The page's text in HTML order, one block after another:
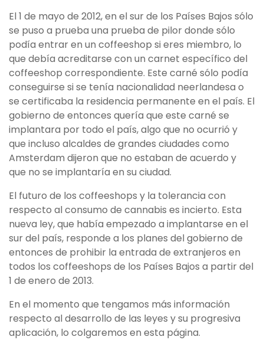
El 1 de mayo de 2012, en el sur de los Países Bajos sólo
se puso a prueba una prueba de pilor donde sólo
podía entrar en un coffeeshop si eres miembro, lo
que debía acreditarse con un carnet específico del
coffeeshop correspondiente. Este carné sólo podía
conseguirse si se tenía nacionalidad neerlandesa o
se certificaba la residencia permanente en el país. El
gobierno de entonces quería que este carné se
implantara por todo el país, algo que no ocurrió y
que incluso alcaldes de grandes ciudades como
Amsterdam dijeron que no estaban de acuerdo y
que no se implantaría en su ciudad.
El futuro de los coffeeshops y la tolerancia con
respecto al consumo de cannabis es incierto. Esta
nueva ley, que había empezado a implantarse en el
sur del país, responde a los planes del gobierno de
entonces de prohibir la entrada de extranjeros en
todos los coffeeshops de los Países Bajos a partir del
1 de enero de 2013.
En el momento que tengamos más información
respecto al desarrollo de las leyes y su progresiva
aplicación, lo colgaremos en esta página.